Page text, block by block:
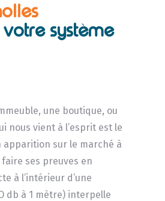
système
une boutique, ou
nous vient à l’esprit est le
apparition sur le marché à
ses preuves en
à l’intérieur d’une
db à 1 mètre) interpelle